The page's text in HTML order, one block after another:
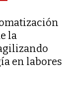
la
en labores